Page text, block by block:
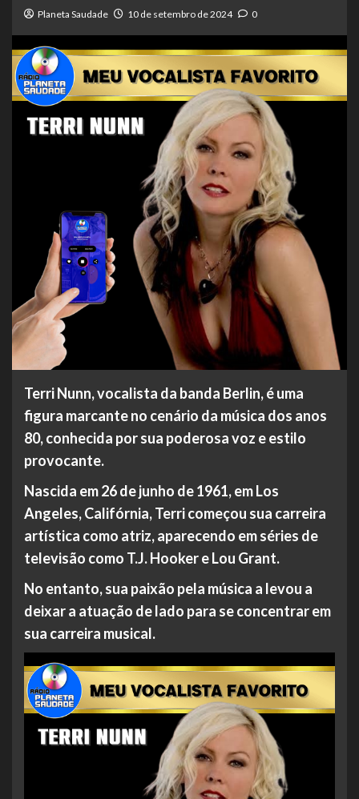
Planeta Saudade 10 de setembro de 2024 0
Terri Nunn, vocalista da banda Berlin, é uma
figura marcante no cenário da música dos anos
80, conhecida por sua poderosa voz e estilo
provocante.
Nascida em 26 de junho de 1961, em Los
Angeles, Califórnia, Terri começou sua carreira
artística como atriz, aparecendo em séries de
televisão como T.J. Hooker e Lou Grant.
No entanto, sua paixão pela música a levou a
deixar a atuação de lado para se concentrar em
sua carreira musical.